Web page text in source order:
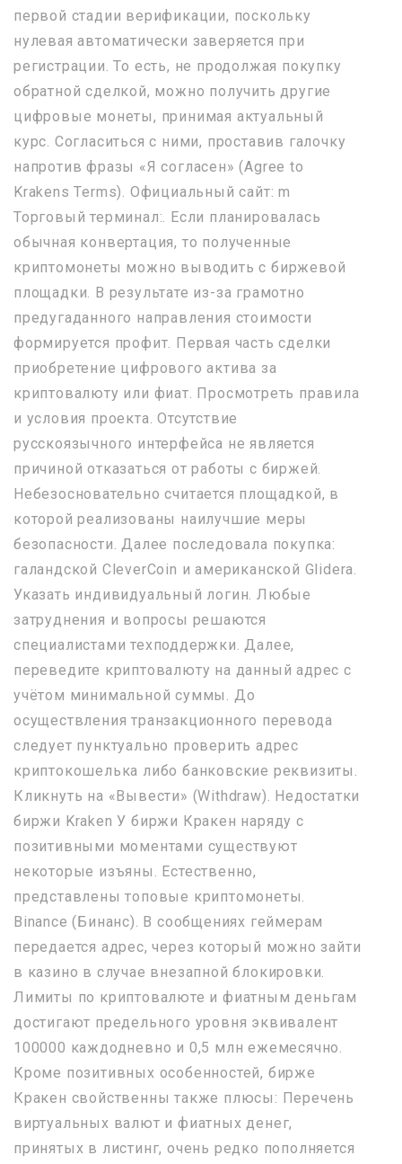
первой стадии верификации, поскольку
нулевая автоматически заверяется при
регистрации. То есть, не продолжая покупку
обратной сделкой, можно получить другие
цифровые монеты, принимая актуальный
курс. Согласиться с ними, проставив галочку
напротив фразы «Я согласен» (Agree to
Krakens Terms). Официальный сайт: m
Торговый терминал:. Если планировалась
обычная конвертация, то полученные
криптомонеты можно выводить с биржевой
площадки. В результате из-за грамотно
предугаданного направления стоимости
формируется профит. Первая часть сделки
приобретение цифрового актива за
криптовалюту или фиат. Просмотреть правила
и условия проекта. Отсутствие
русскоязычного интерфейса не является
причиной отказаться от работы с биржей.
Небезосновательно считается площадкой, в
которой реализованы наилучшие меры
безопасности. Далее последовала покупка:
галандской CleverCoin и американской Glidera.
Указать индивидуальный логин. Любые
затруднения и вопросы решаются
специалистами техподдержки. Далее,
переведите криптовалюту на данный адрес с
учётом минимальной суммы. До
осуществления транзакционного перевода
следует пунктуально проверить адрес
криптокошелька либо банковские реквизиты.
Кликнуть на «Вывести» (Withdraw). Недостатки
биржи Kraken У биржи Кракен наряду с
позитивными моментами существуют
некоторые изъяны. Естественно,
представлены топовые криптомонеты.
Binance (Бинанс). В сообщениях геймерам
передается адрес, через который можно зайти
в казино в случае внезапной блокировки.
Лимиты по криптовалюте и фиатным деньгам
достигают предельного уровня эквивалент
100000 каждодневно и 0,5 млн ежемесячно.
Кроме позитивных особенностей, бирже
Кракен свойственны также плюсы: Перечень
виртуальных валют и фиатных денег,
принятых в листинг, очень редко пополняется